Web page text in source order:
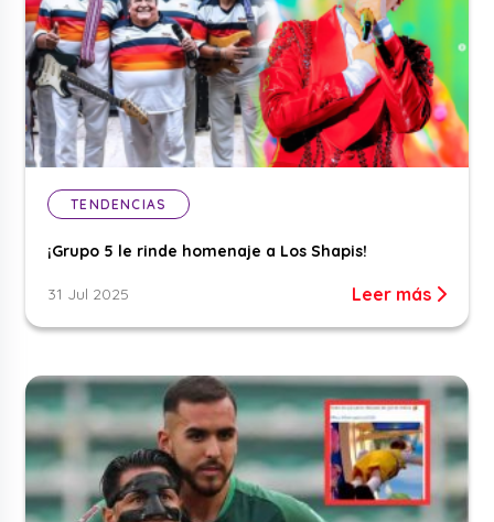
TENDENCIAS
¡Grupo 5 le rinde homenaje a Los Shapis!
31 Jul 2025 Leer más